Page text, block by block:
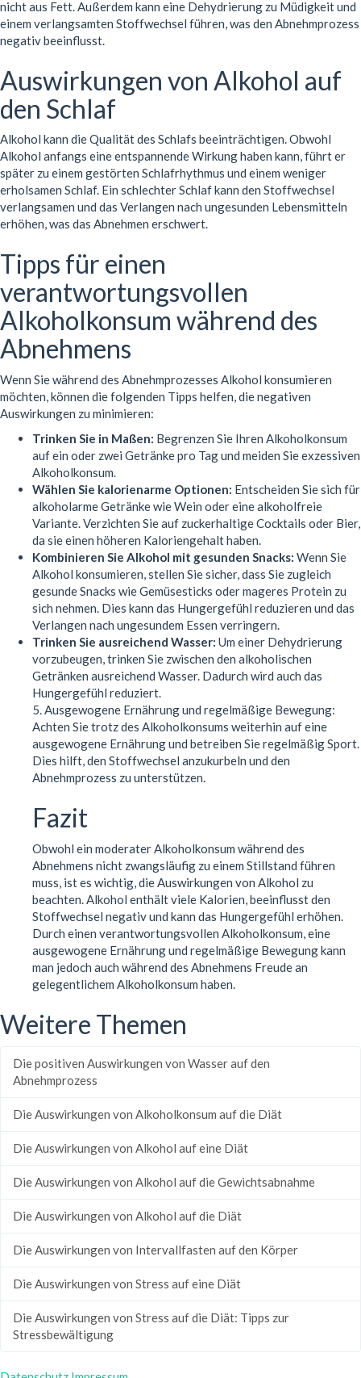
nicht aus Fett. Außerdem kann eine Dehydrierung zu Müdigkeit und
einem verlangsamten Stoffwechsel führen, was den Abnehmprozess
negativ beeinflusst.
Auswirkungen von Alkohol auf
den Schlaf
Alkohol kann die Qualität des Schlafs beeinträchtigen. Obwohl
Alkohol anfangs eine entspannende Wirkung haben kann, führt er
später zu einem gestörten Schlafrhythmus und einem weniger
erholsamen Schlaf. Ein schlechter Schlaf kann den Stoffwechsel
verlangsamen und das Verlangen nach ungesunden Lebensmitteln
erhöhen, was das Abnehmen erschwert.
Tipps für einen
verantwortungsvollen
Alkoholkonsum während des
Abnehmens
Wenn Sie während des Abnehmprozesses Alkohol konsumieren
möchten, können die folgenden Tipps helfen, die negativen
Auswirkungen zu minimieren:
Trinken Sie in Maßen: Begrenzen Sie Ihren Alkoholkonsum
auf ein oder zwei Getränke pro Tag und meiden Sie exzessiven
Alkoholkonsum.
Wählen Sie kalorienarme Optionen: Entscheiden Sie sich für
alkoholarme Getränke wie Wein oder eine alkoholfreie
Variante. Verzichten Sie auf zuckerhaltige Cocktails oder Bier,
da sie einen höheren Kaloriengehalt haben.
Kombinieren Sie Alkohol mit gesunden Snacks: Wenn Sie
Alkohol konsumieren, stellen Sie sicher, dass Sie zugleich
gesunde Snacks wie Gemüsesticks oder mageres Protein zu
sich nehmen. Dies kann das Hungergefühl reduzieren und das
Verlangen nach ungesundem Essen verringern.
Trinken Sie ausreichend Wasser: Um einer Dehydrierung
vorzubeugen, trinken Sie zwischen den alkoholischen
Getränken ausreichend Wasser. Dadurch wird auch das
Hungergefühl reduziert.
5. Ausgewogene Ernährung und regelmäßige Bewegung:
Achten Sie trotz des Alkoholkonsums weiterhin auf eine
ausgewogene Ernährung und betreiben Sie regelmäßig Sport.
Dies hilft, den Stoffwechsel anzukurbeln und den
Abnehmprozess zu unterstützen.
Fazit
Obwohl ein moderater Alkoholkonsum während des
Abnehmens nicht zwangsläufig zu einem Stillstand führen
muss, ist es wichtig, die Auswirkungen von Alkohol zu
beachten. Alkohol enthält viele Kalorien, beeinflusst den
Stoffwechsel negativ und kann das Hungergefühl erhöhen.
Durch einen verantwortungsvollen Alkoholkonsum, eine
ausgewogene Ernährung und regelmäßige Bewegung kann
man jedoch auch während des Abnehmens Freude an
gelegentlichem Alkoholkonsum haben.
Weitere Themen
Die positiven Auswirkungen von Wasser auf den
Abnehmprozess
Die Auswirkungen von Alkoholkonsum auf die Diät
Die Auswirkungen von Alkohol auf eine Diät
Die Auswirkungen von Alkohol auf die Gewichtsabnahme
Die Auswirkungen von Alkohol auf die Diät
Die Auswirkungen von Intervallfasten auf den Körper
Die Auswirkungen von Stress auf eine Diät
Die Auswirkungen von Stress auf die Diät: Tipps zur
Stressbewältigung